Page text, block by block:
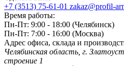
+7 (3513) 75-61-01 zakaz@profil-
Время работы:
Пн-Пт: 9:00 - 18:00 (Челябинск)
Пн-Пт: 7:00 - 16:00 (Москва)
Адрес офиса, склада и
Челябинская область, г.
строение 1